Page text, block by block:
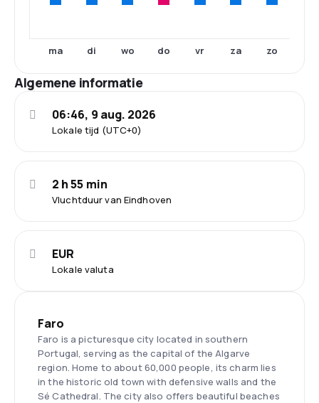
ma di wo do vr za zo
Algemene informatie
Lokale tijd (UTC+0)
06:46, 9 aug. 2026
Vluchtduur van Eindhoven
2 h 55 min
Lokale valuta
EUR
Faro
Faro is a picturesque city located in southern
Portugal, serving as the capital of the Algarve
region. Home to about 60,000 people, its charm lies
in the historic old town with defensive walls and the
Sé Cathedral. The city also offers beautiful beaches